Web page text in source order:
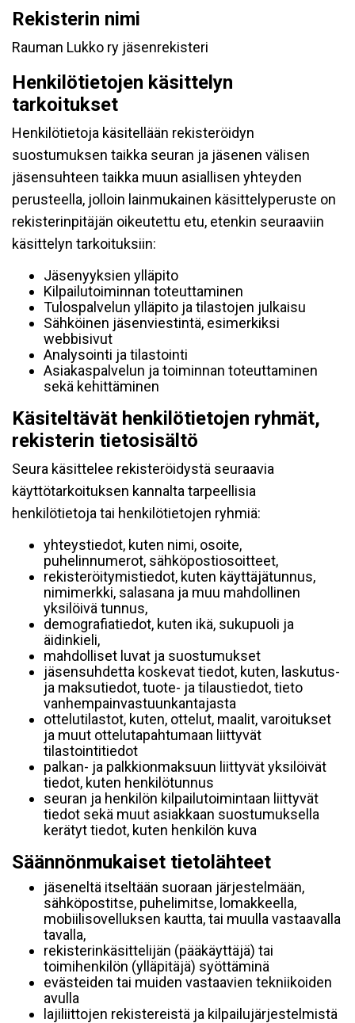
Rekisterin nimi
Rauman Lukko ry jäsenrekisteri
Henkilötietojen käsittelyn
tarkoitukset
Henkilötietoja käsitellään rekisteröidyn
suostumuksen taikka seuran ja jäsenen välisen
jäsensuhteen taikka muun asiallisen yhteyden
perusteella, jolloin lainmukainen käsittelyperuste on
rekisterinpitäjän oikeutettu etu, etenkin seuraaviin
käsittelyn tarkoituksiin:
Jäsenyyksien ylläpito
Kilpailutoiminnan toteuttaminen
Tulospalvelun ylläpito ja tilastojen julkaisu
Sähköinen jäsenviestintä, esimerkiksi
webbisivut
Analysointi ja tilastointi
Asiakaspalvelun ja toiminnan toteuttaminen
sekä kehittäminen
Käsiteltävät henkilötietojen ryhmät,
rekisterin tietosisältö
Seura käsittelee rekisteröidystä seuraavia
käyttötarkoituksen kannalta tarpeellisia
henkilötietoja tai henkilötietojen ryhmiä:
yhteystiedot, kuten nimi, osoite,
puhelinnumerot, sähköpostiosoitteet,
rekisteröitymistiedot, kuten käyttäjätunnus,
nimimerkki, salasana ja muu mahdollinen
yksilöivä tunnus,
demografiatiedot, kuten ikä, sukupuoli ja
äidinkieli,
mahdolliset luvat ja suostumukset
jäsensuhdetta koskevat tiedot, kuten, laskutus-
ja maksutiedot, tuote- ja tilaustiedot, tieto
vanhempainvastuunkantajasta
ottelutilastot, kuten, ottelut, maalit, varoitukset
ja muut ottelutapahtumaan liittyvät
tilastointitiedot
palkan- ja palkkionmaksuun liittyvät yksilöivät
tiedot, kuten henkilötunnus
seuran ja henkilön kilpailutoimintaan liittyvät
tiedot sekä muut asiakkaan suostumuksella
kerätyt tiedot, kuten henkilön kuva
Säännönmukaiset tietolähteet
jäseneltä itseltään suoraan järjestelmään,
sähköpostitse, puhelimitse, lomakkeella,
mobiilisovelluksen kautta, tai muulla vastaavalla
tavalla,
rekisterinkäsittelijän (pääkäyttäjä) tai
toimihenkilön (ylläpitäjä) syöttäminä
evästeiden tai muiden vastaavien tekniikoiden
avulla
lajiliittojen rekistereistä ja kilpailujärjestelmistä